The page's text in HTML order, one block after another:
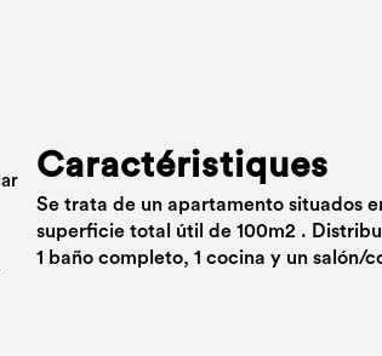
Caractéristiques
Se trata de un apartamento situados
superficie total útil de 100m2 .
1 baño completo, 1 cocina y un salón/